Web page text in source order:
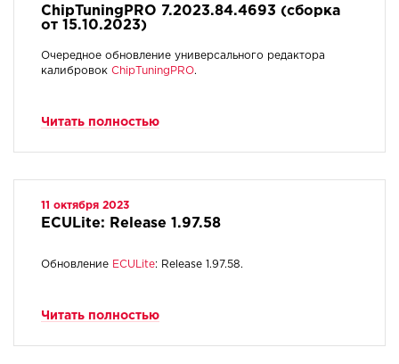
ChipTuningPRO 7.2023.84.4693 (сборка
от 15.10.2023)
Очередное обновление универсального редактора
калибровок ChipTuningPRO.
Читать полностью
11 октября 2023
ECULite: Release 1.97.58
Обновление ECULite: Release 1.97.58.
Читать полностью